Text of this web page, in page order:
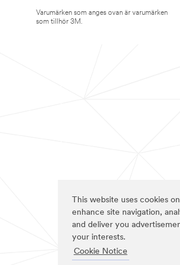
This website uses cookies
enhance site navigation,
and deliver you
your interests.
Cookie Notice
Varumärken som anges ovan är varumärken
som tillhör 3M.